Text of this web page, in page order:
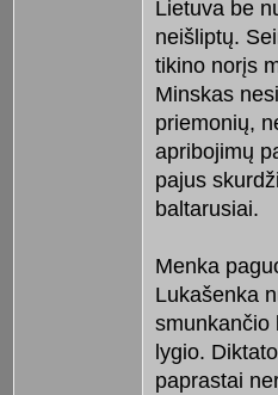
Lietuva be
neišliptų.
tikino norįs
Minskas
priemonių,
apribojimų
pajus
baltarusiai.
Menka
Lukašenka
smunkančio
lygio.
paprastai